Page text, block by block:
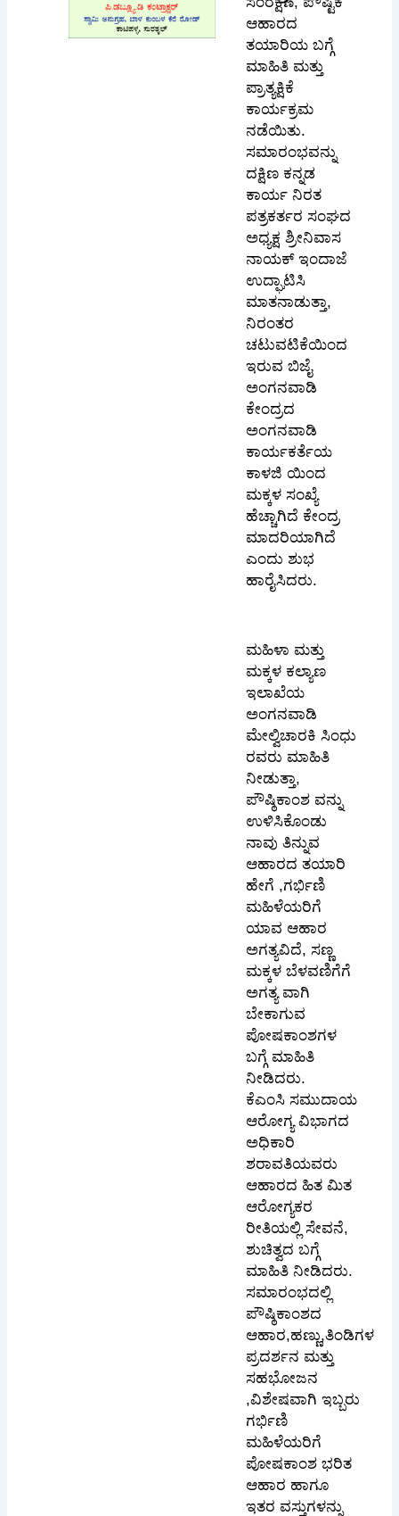
ಆಹಾರದ
ತಯಾರಿಯ ಬಗ್ಗೆ
ಮಾಹಿತಿ ಮತ್ತು
ಪ್ರಾತ್ಯಕ್ಷಿಕೆ
ಕಾರ್ಯಕ್ರಮ
ನಡೆಯಿತು.
ಸಮಾರಂಭವನ್ನು
ದಕ್ಷಿಣ ಕನ್ನಡ
ಕಾರ್ಯ ನಿರತ
ಪತ್ರಕರ್ತರ ಸಂಘದ
ಅಧ್ಯಕ್ಷ ಶ್ರೀನಿವಾಸ
ನಾಯಕ್ ಇಂದಾಜೆ
ಉದ್ಘಾಟಿಸಿ
ಮಾತನಾಡುತ್ತಾ,
ನಿರಂತರ
ಚಟುವಟಿಕೆಯಿಂದ
ಇರುವ ಬಿಜೈ
ಅಂಗನವಾಡಿ
ಕೇಂದ್ರದ
ಅಂಗನವಾಡಿ
ಕಾರ್ಯಕರ್ತೆಯ
ಕಾಳಜಿ ಯಿಂದ
ಮಕ್ಕಳ ಸಂಖ್ಯೆ
ಹೆಚ್ಚಾಗಿದೆ ಕೇಂದ್ರ
ಮಾದರಿಯಾಗಿದೆ
ಎಂದು ಶುಭ
ಹಾರೈಸಿದರು.
ಮಹಿಳಾ ಮತ್ತು
ಮಕ್ಕಳ ಕಲ್ಯಾಣ
ಇಲಾಖೆಯ
ಅಂಗನವಾಡಿ
ಮೇಲ್ವಿಚಾರಕಿ ಸಿಂಧು
ರವರು ಮಾಹಿತಿ
ನೀಡುತ್ತಾ,
ಪೌಷ್ಠಿಕಾಂಶ ವನ್ನು
ಉಳಿಸಿಕೊಂಡು
ನಾವು ತಿನ್ನುವ
ಆಹಾರದ ತಯಾರಿ
ಹೇಗೆ ,ಗರ್ಭಿಣಿ
ಮಹಿಳೆಯರಿಗೆ
ಯಾವ ಆಹಾರ
ಅಗತ್ಯವಿದೆ, ಸಣ್ಣ
ಮಕ್ಕಳ ಬೆಳವಣಿಗೆಗೆ
ಅಗತ್ಯ ವಾಗಿ
ಬೇಕಾಗುವ
ಪೋಷಕಾಂಶಗಳ
ಬಗ್ಗೆ ಮಾಹಿತಿ
ನೀಡಿದರು.
ಕೆಎಂಸಿ ಸಮುದಾಯ
ಆರೋಗ್ಯ ವಿಭಾಗದ
ಅಧಿಕಾರಿ
ಶರಾವತಿಯವರು
ಆಹಾರದ ಹಿತ ಮಿತ
ಆರೋಗ್ಯಕರ
ರೀತಿಯಲ್ಲಿ ಸೇವನೆ,
ಶುಚಿತ್ವದ ಬಗ್ಗೆ
ಮಾಹಿತಿ ನೀಡಿದರು.
ಸಮಾರಂಭದಲ್ಲಿ
ಪೌಷ್ಠಿಕಾಂಶದ
ಆಹಾರ,ಹಣ್ಣು,ತಿಂಡಿಗಳ
ಪ್ರದರ್ಶನ ಮತ್ತು
ಸಹಭೋಜನ
,ವಿಶೇಷವಾಗಿ ಇಬ್ಬರು
ಗರ್ಭಿಣಿ
ಮಹಿಳೆಯರಿಗೆ
ಪೋಷಕಾಂಶ ಭರಿತ
ಆಹಾರ ಹಾಗೂ
ಇತರ ವಸ್ತುಗಳನ್ನು